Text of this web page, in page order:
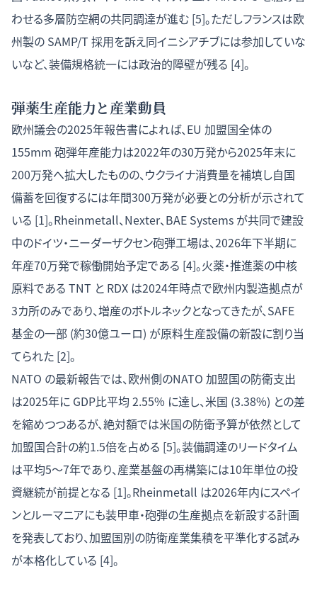
わせる多層防空網の共同調達が進む [5]。ただしフランスは欧
州製の SAMP/T 採用を訴え同イニシアチブには参加していな
いなど、装備規格統一には政治的障壁が残る [4]。
弾薬生産能力と産業動員
欧州議会の2025年報告書によれば、EU 加盟国全体の
155mm 砲弾年産能力は2022年の30万発から2025年末に
200万発へ拡大したものの、ウクライナ消費量を補填し自国
備蓄を回復するには年間300万発が必要との分析が示されて
いる [1]。Rheinmetall、Nexter、BAE Systems が共同で建設
中のドイツ・ニーダーザクセン砲弾工場は、2026年下半期に
年産70万発で稼働開始予定である [4]。火薬・推進薬の中核
原料である TNT と RDX は2024年時点で欧州内製造拠点が
3カ所のみであり、増産のボトルネックとなってきたが、SAFE
基金の一部 (約30億ユーロ) が原料生産設備の新設に割り当
てられた [2]。
NATO の最新報告では、欧州側のNATO 加盟国の防衛支出
は2025年に GDP比平均 2.55% に達し、米国 (3.38%) との差
を縮めつつあるが、絶対額では米国の防衛予算が依然として
加盟国合計の約1.5倍を占める [5]。装備調達のリードタイム
は平均5〜7年であり、産業基盤の再構築には10年単位の投
資継続が前提となる [1]。Rheinmetall は2026年内にスペイ
ンとルーマニアにも装甲車・砲弾の生産拠点を新設する計画
を発表しており、加盟国別の防衛産業集積を平準化する試み
が本格化している [4]。